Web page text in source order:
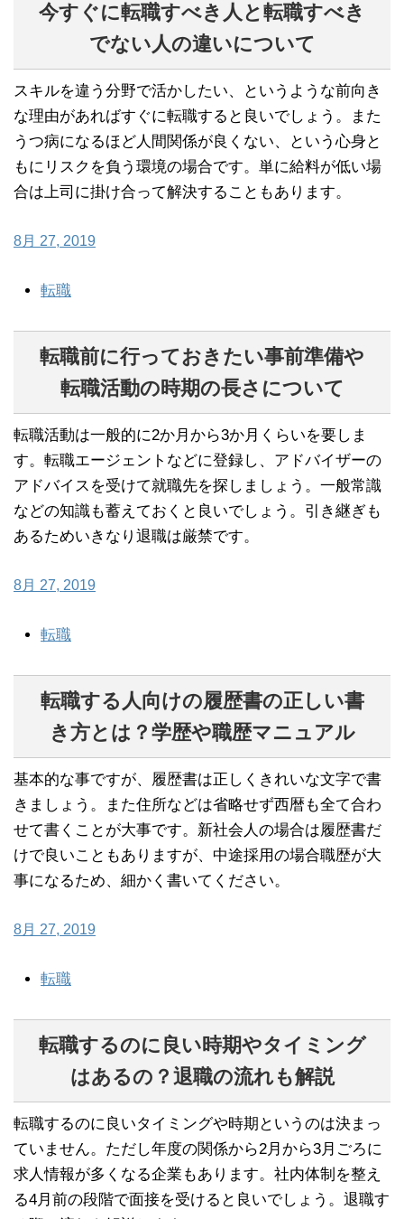
今すぐに転職すべき人と転職すべき
でない人の違いについて
スキルを違う分野で活かしたい、というような前向き
な理由があればすぐに転職すると良いでしょう。また
うつ病になるほど人間関係が良くない、という心身と
もにリスクを負う環境の場合です。単に給料が低い場
合は上司に掛け合って解決することもあります。
8月 27, 2019
転職
転職前に行っておきたい事前準備や
転職活動の時期の長さについて
転職活動は一般的に2か月から3か月くらいを要しま
す。転職エージェントなどに登録し、アドバイザーの
アドバイスを受けて就職先を探しましょう。一般常識
などの知識も蓄えておくと良いでしょう。引き継ぎも
あるためいきなり退職は厳禁です。
8月 27, 2019
転職
転職する人向けの履歴書の正しい書
き方とは？学歴や職歴マニュアル
基本的な事ですが、履歴書は正しくきれいな文字で書
きましょう。また住所などは省略せず西暦も全て合わ
せて書くことが大事です。新社会人の場合は履歴書だ
けで良いこともありますが、中途採用の場合職歴が大
事になるため、細かく書いてください。
8月 27, 2019
転職
転職するのに良い時期やタイミング
はあるの？退職の流れも解説
転職するのに良いタイミングや時期というのは決まっ
ていません。ただし年度の関係から2月から3月ごろに
求人情報が多くなる企業もあります。社内体制を整え
る4月前の段階で面接を受けると良いでしょう。退職す